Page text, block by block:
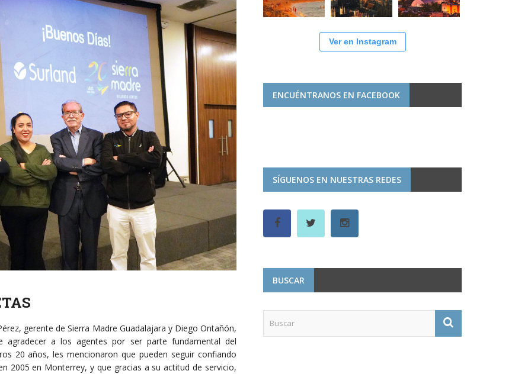
gerente de Sierra Madre Guadalajara y Diego Ontañón,
agradecer a los agentes por ser parte fundamental del
20 años, les mencionaron que pueden seguir confiando
2005 en Monterrey, y que gracias a su actitud de servicio,
Ver en Instagram
ENCUÉNTRANOS EN FACEBOOK
SÍGUENOS EN NUESTRAS REDES
BUSCAR